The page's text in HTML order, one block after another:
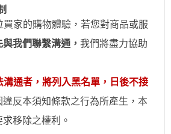
買家的購物體驗，若您對商品或服
與我們聯繫溝通， 我們將盡力協助
溝通者，將列入黑名單，日後不接
違反本須知條款之行為所產生，本
移除之權利。